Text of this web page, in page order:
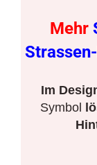
Mehr
Im
Symbol